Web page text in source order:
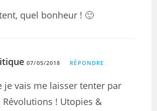
quel bonheur ! 🙂
07/05/2018 RÉPONDRE
je vais me laisser tenter par
Révolutions ! Utopies &